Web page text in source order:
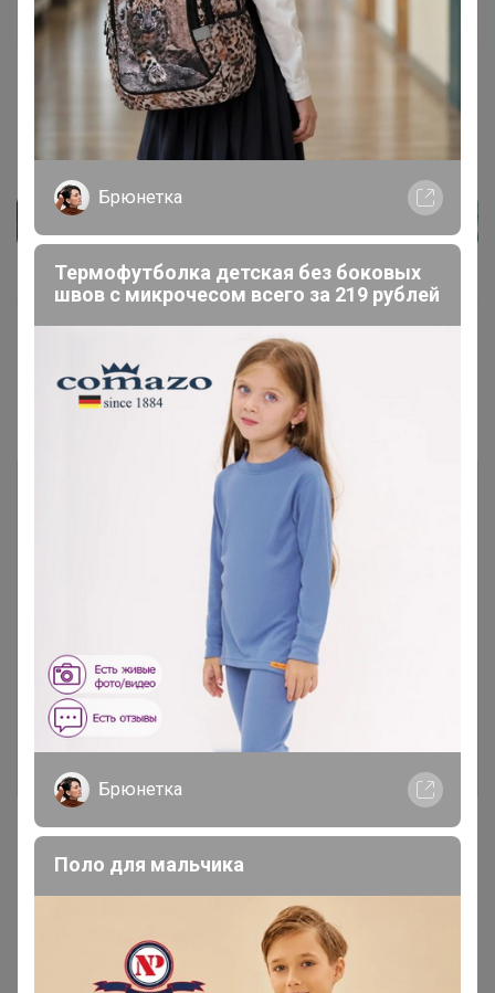
Показаны записи 1-3из
Чтобы ответить или задать вопрос
необходимо авторизоваться на сайте
Это займет меньше минуты
Войти Зарегистрироваться
Реклама
Как здесь все устроено?
Брюнетка
Термофутболка детская без боковых
швов с микрочесом всего за 219 рублей
Брюнетка
Поло для мальчика